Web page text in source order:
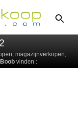
magazijnverkopen,
Boob vinden :